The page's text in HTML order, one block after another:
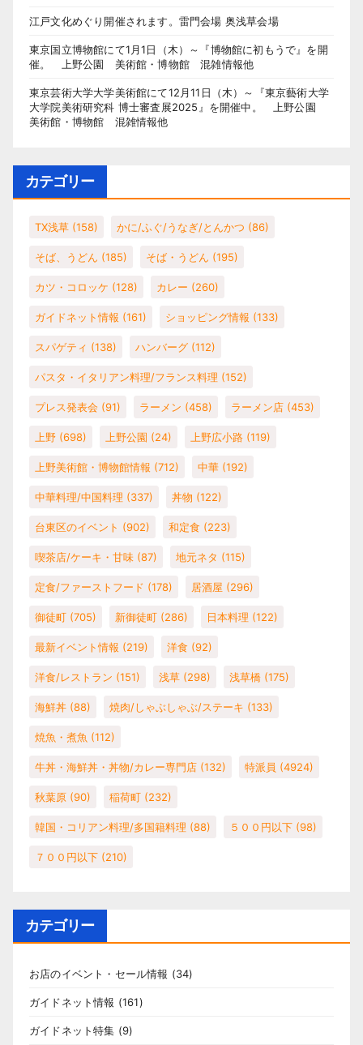
江戸文化めぐり開催されます。雷門会場 奥浅草会場
東京国立博物館にて1月1日（木）～『博物館に初もうで』を開
催。 上野公園 美術館・博物館 混雑情報他
東京芸術大学大学美術館にて12月11日（木）～『東京藝術大学
大学院美術研究科 博士審査展2025』を開催中。 上野公園
美術館・博物館 混雑情報他
カテゴリー
TX浅草 (158) かに/ふぐ/うなぎ/とんかつ (86)
そば、うどん (185) そば・うどん (195)
カツ・コロッケ (128) カレー (260)
ガイドネット情報 (161) ショッピング情報 (133)
スパゲティ (138) ハンバーグ (112)
パスタ・イタリアン料理/フランス料理 (152)
プレス発表会 (91) ラーメン (458) ラーメン店 (453)
上野 (698) 上野公園 (24) 上野広小路 (119)
上野美術館・博物館情報 (712) 中華 (192)
中華料理/中国料理 (337) 丼物 (122)
台東区のイベント (902) 和定食 (223)
喫茶店/ケーキ・甘味 (87) 地元ネタ (115)
定食/ファーストフード (178) 居酒屋 (296)
御徒町 (705) 新御徒町 (286) 日本料理 (122)
最新イベント情報 (219) 洋食 (92)
洋食/レストラン (151) 浅草 (298) 浅草橋 (175)
海鮮丼 (88) 焼肉/しゃぶしゃぶ/ステーキ (133)
焼魚・煮魚 (112)
牛丼・海鮮丼・丼物/カレー専門店 (132) 特派員 (4924)
秋葉原 (90) 稲荷町 (232)
韓国・コリアン料理/多国籍料理 (88) ５００円以下 (98)
７００円以下 (210)
カテゴリー
お店のイベント・セール情報 (34)
ガイドネット情報 (161)
ガイドネット特集 (9)